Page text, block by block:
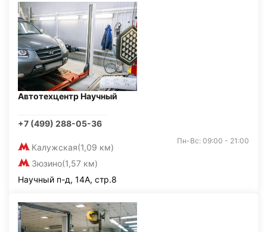
Автотехцентр Научный
+7 (499) 288-05-36
Калужская(1,09 км)
Зюзино(1,57 км)
Пн-Вс: 09:00 - 21:00
Научный п-д, 14А, стр.8